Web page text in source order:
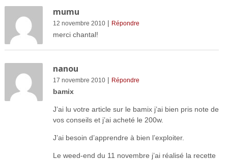
mumu
12 novembre 2010| Répondre
merci chantal!
nanou
17 novembre 2010| Répondre
bamix
J’ai lu votre article sur le bamix j’ai bien pris note de
vos conseils et j’ai acheté le 200w.
J’ai besoin d’apprendre à bien l’exploiter.
Le weed-end du 11 novembre j’ai réalisé la recette